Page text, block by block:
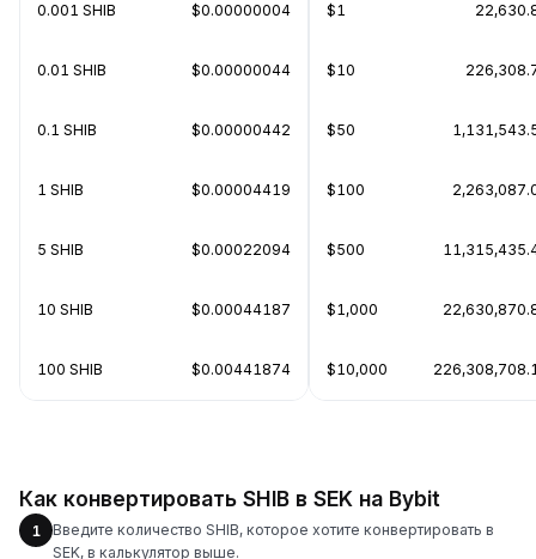
0.001 SHIB $0.00000004
0.01 SHIB $0.00000044
0.1 SHIB $0.00000442
1 SHIB $0.00004419
5 SHIB $0.00022094
10 SHIB $0.00044187
100 SHIB $0.00441874
$1
$10
$50
$100
$500
$1,000
$10,000
Как конвертировать SHIB в SEK на Bybit
1
Введите количество SHIB, которое хотите конвертировать в
SEK, в калькулятор выше.